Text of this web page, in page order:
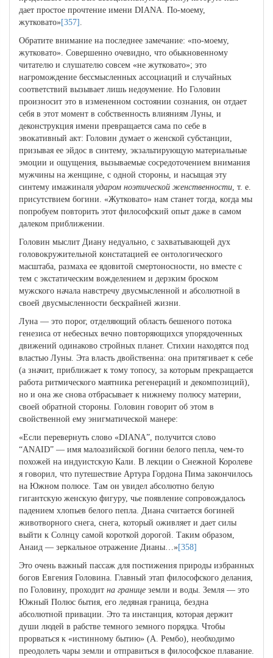
дает простое прочтение имени DIANA. По-моему,
жутковато»[357] .
Обратите внимание на последнее замечание: «по-моему,
жутковато». Совершенно очевидно, что обыкновенному
читателю и слушателю совсем «не жутковато»; это
нагромождение бессмысленных ассоциаций и случайных
соответствий вызывает лишь недоумение. Но Головин
произносит это в измененном состоянии сознания, он отдает
себя в этот момент в собственность влияниям Луны, и
деконструкция имени превращается сама по себе в
эвокативный акт: Головин думает о женской субстанции,
призывая ее эйдос в синтему, экзальтирующую материальные
эмоции и ощущения, вызываемые сосредоточением внимания
мужчины на женщине, с одной стороны, и насыщая эту
синтему имажиналя ударом ноэтической женственности, т. е.
присутствием богини. «Жутковато» нам станет тогда, когда мы
попробуем повторить этот философский опыт даже в самом
далеком приближении.
Головин мыслит Диану недуально, с захватывающей дух
головокружительной констатацией ее онтологического
масштаба, размаха ее ядовитой смертоносности, но вместе с
тем с экстатическим вожделением и дерзким броском
мужского начала навстречу двусмысленной и абсолютной в
своей двусмысленности бескрайней жизни.
Луна — это порог, отделяющий область бешеного потока
генезиса от небесных вечно повторяющихся упорядоченных
движений одинаково стройных планет. Стихии находятся под
властью Луны. Эта власть двойственна: она притягивает к себе
(а значит, приближает к тому топосу, за которым прекращается
работа ритмического маятника регенераций и декомпозиций),
но и она же снова отбрасывает к нижнему полюсу материи,
своей обратной стороны. Головин говорит об этом в
свойственной ему энигматической манере:
«Если перевернуть слово «DIANA”, получится слово
“ANAID” — имя малоазийской богини белого пепла, чем-то
похожей на индуистскую Кали. В лекции о Снежной Королеве
я говорил, что путешествие Артура Гордона Пима закончилось
на Южном полюсе. Там он увидел абсолютно белую
гигантскую женскую фигуру, чье появление сопровождалось
падением хлопьев белого пепла. Диана считается богиней
животворного снега, снега, который оживляет и дает силы
выйти к Солнцу самой короткой дорогой. Таким образом,
Анаид — зеркальное отражение Дианы…»[358]
Это очень важный пассаж для постижения природы избранных
богов Евгения Головина. Главный этап философского делания,
по Головину, проходит на границе земли и воды. Земля — это
Южный Полюс бытия, его ледяная граница, бездна
абсолютной привации. Это та инстанция, которая держит
души людей в рабстве темного земного порядка. Чтобы
прорваться к «истинному бытию» (А. Рембо), необходимо
преодолеть чары земли и отправиться в философское плавание.